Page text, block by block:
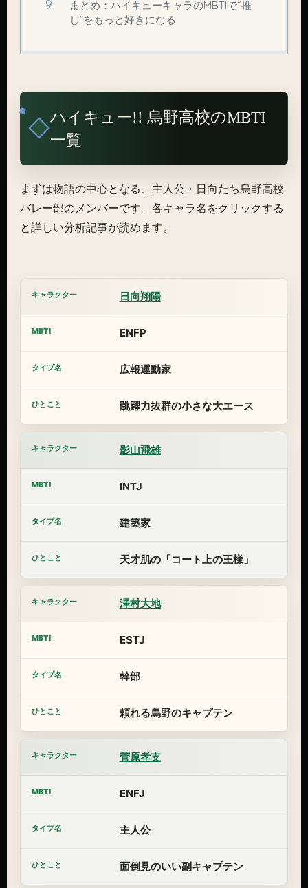
まとめ：ハイキューキャラのMBTIで“推
し”をもっと好きになる
ハイキュー!! 烏野高校のMBTI
一覧
まずは物語の中心となる、主人公・日向たち烏野高校
バレー部のメンバーです。各キャラ名をクリックする
と詳しい分析記事が読めます。
日向翔陽
ENFP
広報運動家
跳躍力抜群の小さな大エース
影山飛雄
INTJ
建築家
天才肌の「コート上の王様」
澤村大地
ESTJ
幹部
頼れる烏野のキャプテン
菅原孝支
ENFJ
主人公
面倒見のいい副キャプテン